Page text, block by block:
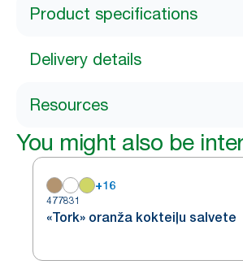
Product specifications
Delivery details
Resources
You might also be
+16
477831
«Tork» oranža kokteiļu salvete